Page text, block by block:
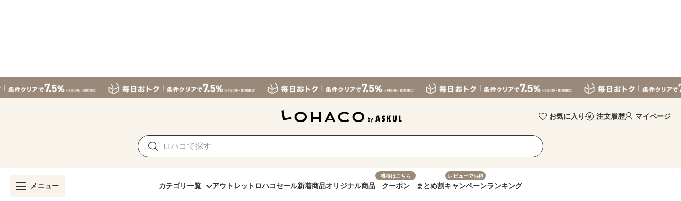
お気に入り 注文履歴 マイページ
メニュー カテゴリ一覧 アウトレット ロハコセール新着商品オリジナル商品
獲得はこちら
クーポン まとめ割
レビューでお得
キャンペーンランキング